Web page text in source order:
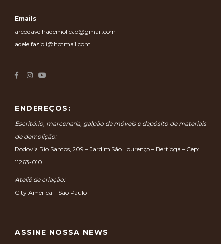
Emails:
arcodavelhademolicao@gmail.com
adele.fazioli@hotmail.com
ENDEREÇOS:
Escritório, marcenaria, galpão de móveis e depósito de materiais
de demolição:
Rodovia Rio Santos, 209 – Jardim São Lourenço – Bertioga – Cep:
11263-010
Ateliê de criação:
City América – São Paulo
ASSINE NOSSA NEWS